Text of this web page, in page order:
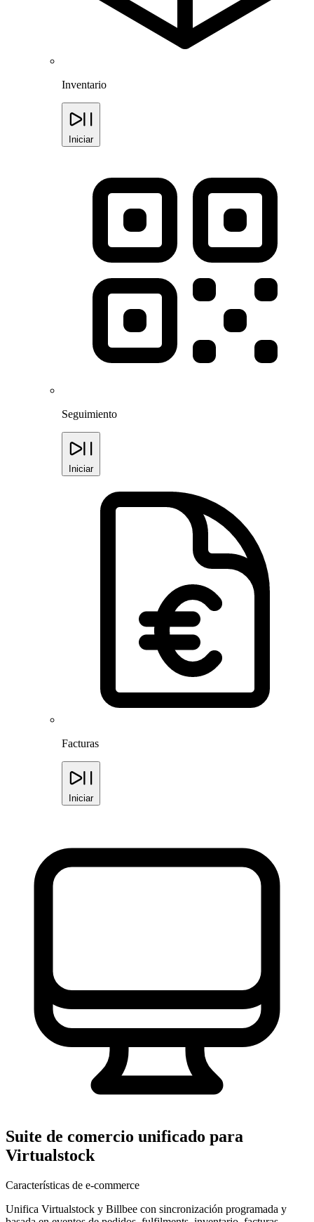
Inventario
Iniciar
Seguimiento
Iniciar
Facturas
Iniciar
Suite de comercio unificado para
Virtualstock
Características de e-commerce
Unifica Virtualstock y Billbee con sincronización programada y